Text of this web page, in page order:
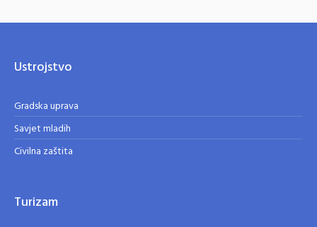
Ustrojstvo
Gradska uprava
Savjet mladih
Civilna zaštita
Turizam